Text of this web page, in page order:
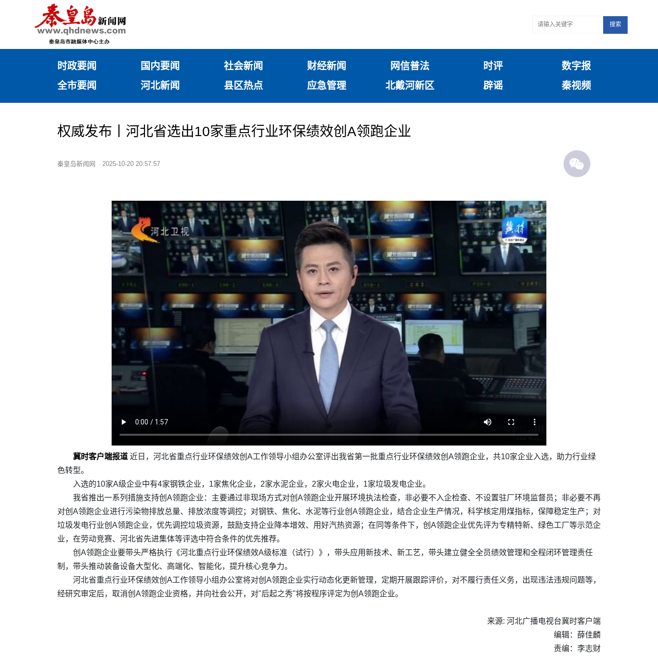
搜索
时政要闻 国内要闻 社会新闻 财经新闻 网信普法 时评
数字报
全市要闻
河北新闻 县区热点 应急管理 北戴河新区 辟谣 秦视频
权威发布丨河北省选出10家重点行业环保绩效创A领跑企业
秦皇岛新闻网 2025-10-20 20:57:57
冀时客户端报道 近日，河北省重点行业环保绩效创A工作领导小组办公室评出我省第一批重点行业环保绩效创A领跑企业，共10家企业入选，助力行业绿
色转型。
入选的10家A级企业中有4家钢铁企业，1家焦化企业，2家水泥企业，2家火电企业，1家垃圾发电企业。
我省推出一系列措施支持创A领跑企业：主要通过非现场方式对创A领跑企业开展环境执法检查，非必要不入企检查、不设置驻厂环境监督员；非必要不再
对创A领跑企业进行污染物排放总量、排放浓度等调控；对钢铁、焦化、水泥等行业创A领跑企业，结合企业生产情况，科学核定用煤指标，保障稳定生产；对
垃圾发电行业创A领跑企业，优先调控垃圾资源，鼓励支持企业降本增效、用好汽热资源；在同等条件下，创A领跑企业优先评为专精特新、绿色工厂等示范企
业，在劳动竞赛、河北省先进集体等评选中符合条件的优先推荐。
创A领跑企业要带头严格执行《河北重点行业环保绩效A级标准（试行）》，带头应用新技术、新工艺，带头建立健全全员绩效管理和全程闭环管理责任
制，带头推动装备设备大型化、高端化、智能化，提升核心竞争力。
河北省重点行业环保绩效创A工作领导小组办公室将对创A领跑企业实行动态化更新管理，定期开展跟踪评价，对不履行责任义务，出现违法违规问题等，
经研究审定后，取消创A领跑企业资格，并向社会公开，对"后起之秀"将按程序评定为创A领跑企业。
来源: 河北广播电视台冀时客户端
编辑：薛佳麟
责编：李志财